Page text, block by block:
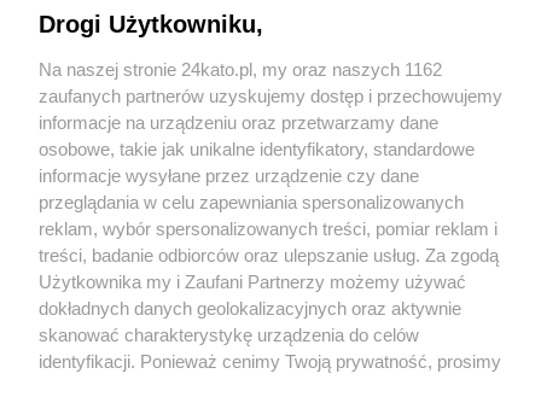
Wydawca mediów lokalnych
Nie zapomnij
zapoznać się z:
polityką prywatności regulamin korzystania z portali
Twojemiasto
Piekary Śląskie
Chorzów
Tarnowskie Góry
Skontakuj sięz nami
Kontakt
Wydawca
Redakcja
Drogi Użytkowniku,
Na naszej stronie 24kato.pl, my oraz naszych 1162
zaufanych partnerów uzyskujemy dostęp i przechowujemy
informacje na urządzeniu oraz przetwarzamy dane
osobowe, takie jak unikalne identyfikatory, standardowe
informacje wysyłane przez urządzenie czy dane
przeglądania w celu zapewniania spersonalizowanych
reklam, wybór spersonalizowanych treści, pomiar reklam i
treści, badanie odbiorców oraz ulepszanie usług. Za zgodą
Użytkownika my i Zaufani Partnerzy możemy używać
dokładnych danych geolokalizacyjnych oraz aktywnie
skanować charakterystykę urządzenia do celów
identyfikacji. Ponieważ cenimy Twoją prywatność, prosimy